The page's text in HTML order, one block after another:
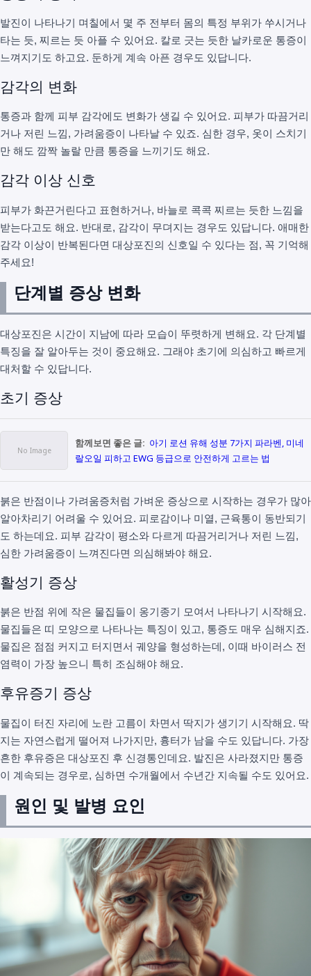
발진이 나타나기 며칠에서 몇 주 전부터 몸의 특정 부위가 쑤시거나
타는 듯, 찌르는 듯 아플 수 있어요. 칼로 긋는 듯한 날카로운 통증이
느껴지기도 하고요. 둔하게 계속 아픈 경우도 있답니다.
감각의 변화
통증과 함께 피부 감각에도 변화가 생길 수 있어요. 피부가 따끔거리
거나 저린 느낌, 가려움증이 나타날 수 있죠. 심한 경우, 옷이 스치기
만 해도 깜짝 놀랄 만큼 통증을 느끼기도 해요.
감각 이상 신호
피부가 화끈거린다고 표현하거나, 바늘로 콕콕 찌르는 듯한 느낌을
받는다고도 해요. 반대로, 감각이 무뎌지는 경우도 있답니다. 애매한
감각 이상이 반복된다면 대상포진의 신호일 수 있다는 점, 꼭 기억해
주세요!
단계별 증상 변화
대상포진은 시간이 지남에 따라 모습이 뚜렷하게 변해요. 각 단계별
특징을 잘 알아두는 것이 중요해요. 그래야 초기에 의심하고 빠르게
대처할 수 있답니다.
초기 증상
함께보면 좋은 글: 아기 로션 유해 성분 7가지 파라벤, 미네
랄오일 피하고 EWG 등급으로 안전하게 고르는 법
붉은 반점이나 가려움증처럼 가벼운 증상으로 시작하는 경우가 많아
알아차리기 어려울 수 있어요. 피로감이나 미열, 근육통이 동반되기
도 하는데요. 피부 감각이 평소와 다르게 따끔거리거나 저린 느낌,
심한 가려움증이 느껴진다면 의심해봐야 해요.
활성기 증상
붉은 반점 위에 작은 물집들이 옹기종기 모여서 나타나기 시작해요.
물집들은 띠 모양으로 나타나는 특징이 있고, 통증도 매우 심해지죠.
물집은 점점 커지고 터지면서 궤양을 형성하는데, 이때 바이러스 전
염력이 가장 높으니 특히 조심해야 해요.
후유증기 증상
물집이 터진 자리에 노란 고름이 차면서 딱지가 생기기 시작해요. 딱
지는 자연스럽게 떨어져 나가지만, 흉터가 남을 수도 있답니다. 가장
흔한 후유증은 대상포진 후 신경통인데요. 발진은 사라졌지만 통증
이 계속되는 경우로, 심하면 수개월에서 수년간 지속될 수도 있어요.
원인 및 발병 요인